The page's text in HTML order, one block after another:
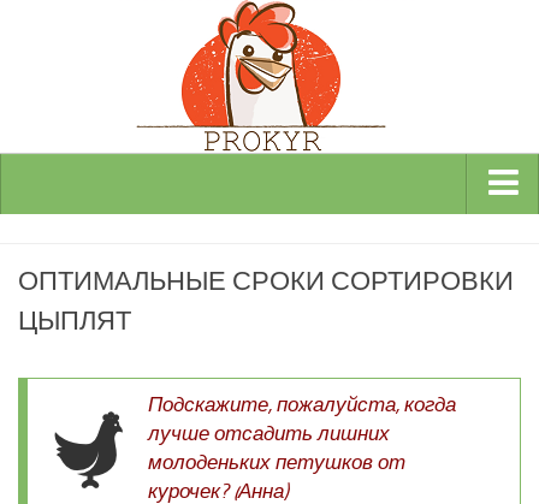
Декоративные
Яичные
Инкубаторы
Здоровье кур
ОПТИМАЛЬНЫЕ СРОКИ СОРТИРОВКИ
ЦЫПЛЯТ
Подскажите, пожалуйста, когда
лучше отсадить лишних
молоденьких петушков от
курочек? (Анна)